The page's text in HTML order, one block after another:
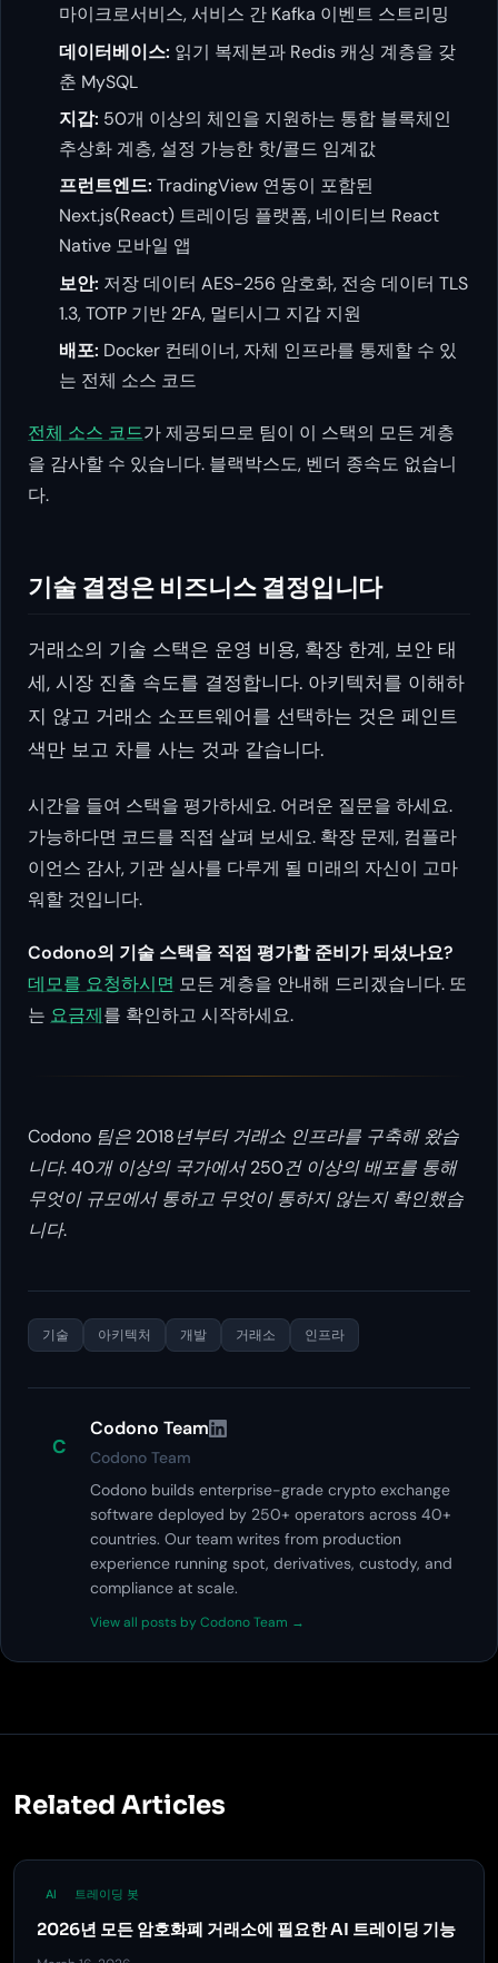
마이크로서비스, 서비스 간 Kafka 이벤트 스트리밍
데이터베이스: 읽기 복제본과 Redis 캐싱 계층을 갖
춘 MySQL
지갑: 50개 이상의 체인을 지원하는 통합 블록체인
추상화 계층, 설정 가능한 핫/콜드 임계값
프런트엔드: TradingView 연동이 포함된
Next.js(React) 트레이딩 플랫폼, 네이티브 React
Native 모바일 앱
보안: 저장 데이터 AES-256 암호화, 전송 데이터 TLS
1.3, TOTP 기반 2FA, 멀티시그 지갑 지원
배포: Docker 컨테이너, 자체 인프라를 통제할 수 있
는 전체 소스 코드
전체 소스 코드가 제공되므로 팀이 이 스택의 모든 계층
을 감사할 수 있습니다. 블랙박스도, 벤더 종속도 없습니
다.
기술 결정은 비즈니스 결정입니다
거래소의 기술 스택은 운영 비용, 확장 한계, 보안 태
세, 시장 진출 속도를 결정합니다. 아키텍처를 이해하
지 않고 거래소 소프트웨어를 선택하는 것은 페인트
색만 보고 차를 사는 것과 같습니다.
시간을 들여 스택을 평가하세요. 어려운 질문을 하세요.
가능하다면 코드를 직접 살펴 보세요. 확장 문제, 컴플라
이언스 감사, 기관 실사를 다루게 될 미래의 자신이 고마
워할 것입니다.
Codono의 기술 스택을 직접 평가할 준비가 되셨나요?
데모를 요청하시면 모든 계층을 안내해 드리겠습니다. 또
는 요금제를 확인하고 시작하세요.
Codono 팀은 2018년부터 거래소 인프라를 구축해 왔습
니다. 40개 이상의 국가에서 250건 이상의 배포를 통해
무엇이 규모에서 통하고 무엇이 통하지 않는지 확인했습
니다.
기술 아키텍처 개발 거래소 인프라
C
Codono Team
Codono Team
Codono builds enterprise-grade crypto exchange
software deployed by 250+ operators across 40+
countries. Our team writes from production
experience running spot, derivatives, custody, and
compliance at scale.
View all posts by Codono Team →
Related Articles
AI 트레이딩 봇
2026년 모든 암호화폐 거래소에 필요한 AI 트레이딩 기능